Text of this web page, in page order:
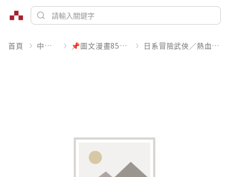
首頁 中文書 📌圖文漫畫85折起 日系冒險武俠／熱血運動